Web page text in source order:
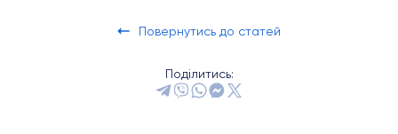
Повернутись до статей
Поділитись: